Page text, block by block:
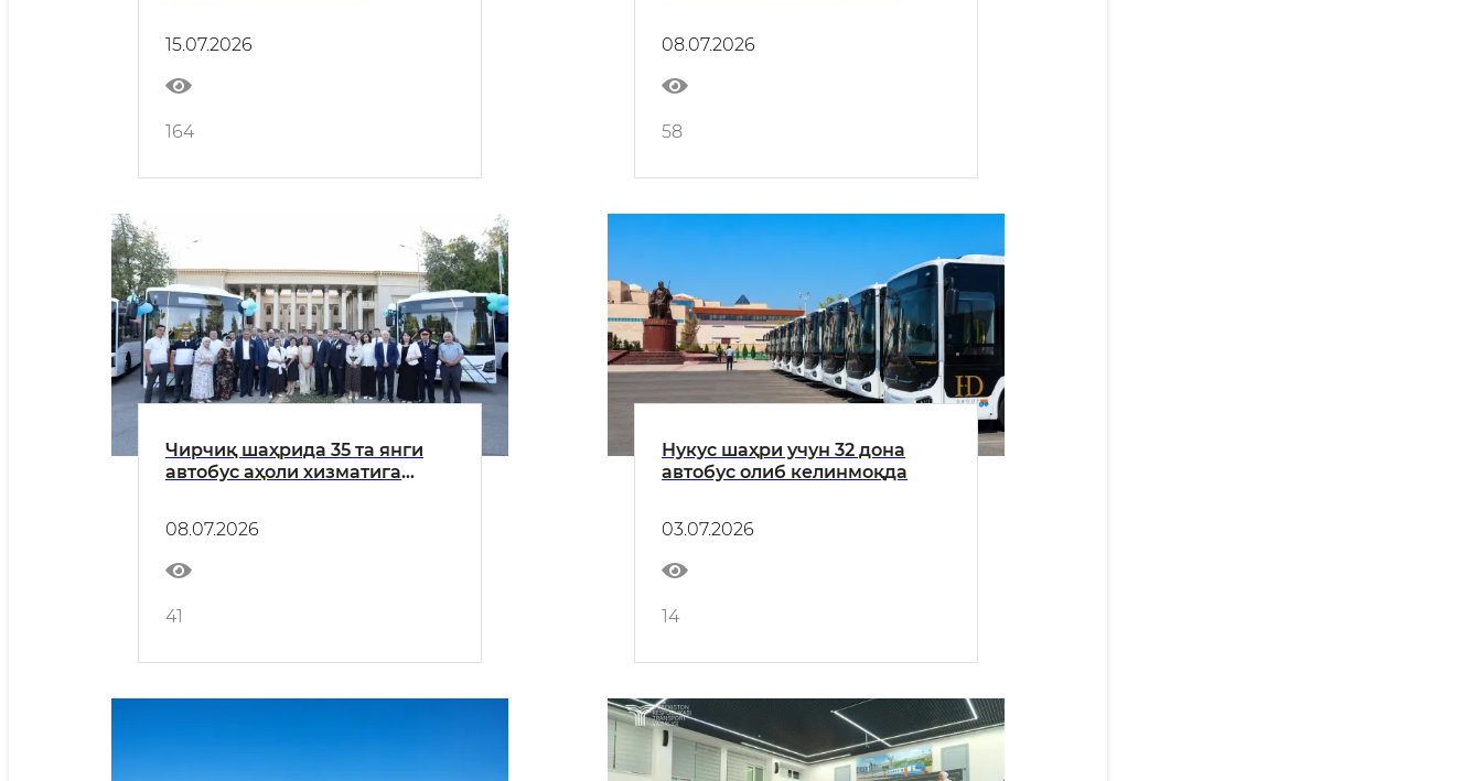
15.07.2026
164
тақдим этилади
08.07.2026
58
Чирчиқ шаҳрида 35 та янги
автобус аҳоли хизматига
08.07.2026
41
Нукус шаҳри учун 32 дона
автобус олиб келинмоқда
03.07.2026
14